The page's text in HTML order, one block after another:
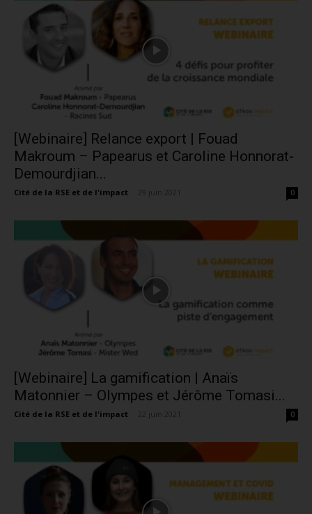
[Webinaire] Relance export | Fouad
Makroum – Papearus et Caroline Honnorat-
Demourdjian...
Cité de la RSE et de l'impact 0
[Webinaire] La gamification | Anaïs
Matonnier – Olympes et Jérôme Tomasi...
Cité de la RSE et de l'impact 0